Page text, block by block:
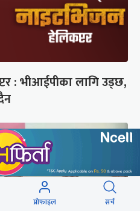
: भीआईपीका लागि उड्छ,
प्रोफाइल सर्च